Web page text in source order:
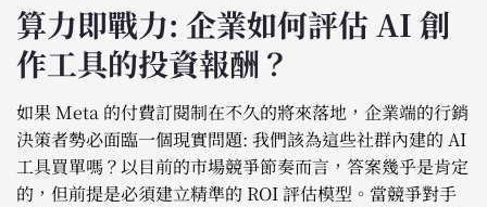
算力即戰力: 企業如何評估 AI 創
作工具的投資報酬？
如果 Meta 的付費訂閱制在不久的將來落地，企業端的行銷
決策者勢必面臨一個現實問題: 我們該為這些社群內建的 AI
工具買單嗎？以目前的市場競爭節奏而言，答案幾乎是肯定
的，但前提是必須建立精準的 ROI 評估模型。當競爭對手